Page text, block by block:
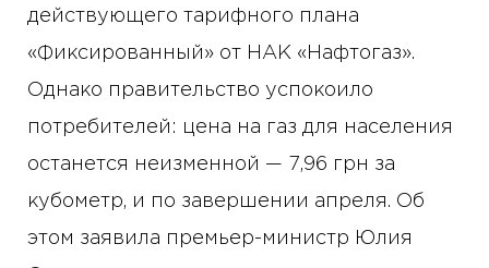
действующего тарифного плана
«Фиксированный» от НАК «Нафтогаз».
Однако правительство успокоило
потребителей: цена на газ для населения
останется неизменной — 7,96 грн за
кубометр, и по завершении апреля. Об
этом заявила премьер-министр Юлия